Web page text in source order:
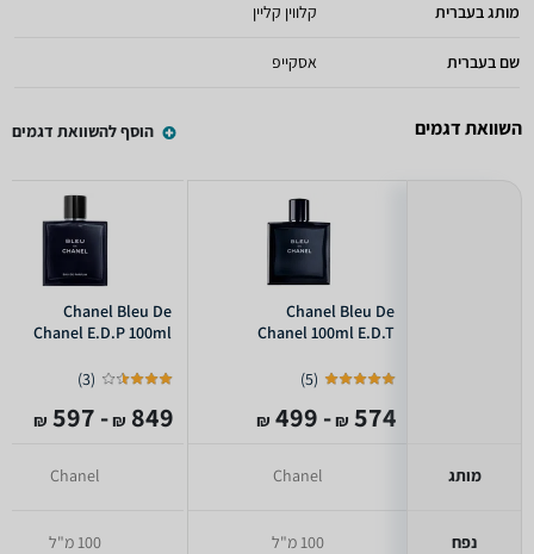
מותג בעברית קלווין קליין
שם בעברית אסקייפ
השוואת דגמים הוסף להשוואת דגמים
מותג
נפח
Chanel Bleu De
Chanel 100ml E.D.T
(
5
)
574
₪
- 499
₪
Chanel
100 מ"ל
Chanel Bleu De
Chanel E.D.P 100ml
(
3
)
849
₪
- 597
₪
Chanel
100 מ"ל